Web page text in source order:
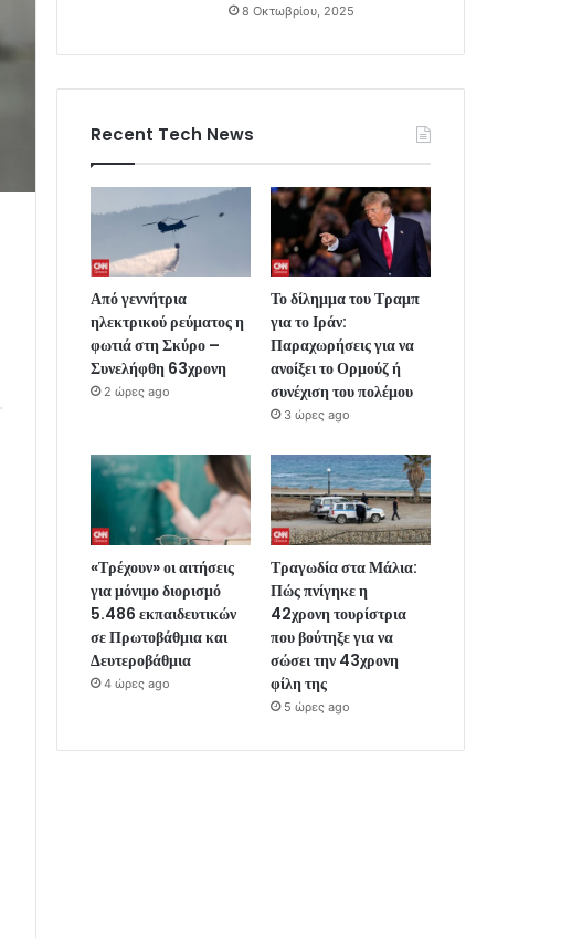
8 Οκτωβρίου, 2025
Recent Tech News
Από γεννήτρια
ηλεκτρικού ρεύματος η
φωτιά στη Σκύρο –
Συνελήφθη 63χρονη
2 ώρες ago
Το δίλημμα του Τραμπ
για το Ιράν:
Παραχωρήσεις για να
ανοίξει το Ορμούζ ή
συνέχιση του πολέμου
3 ώρες ago
«Τρέχουν» οι αιτήσεις
για μόνιμο διορισμό
5.486 εκπαιδευτικών
σε Πρωτοβάθμια και
Δευτεροβάθμια
4 ώρες ago
Τραγωδία στα Μάλια:
Πώς πνίγηκε η
42χρονη τουρίστρια
που βούτηξε για να
σώσει την 43χρονη
φίλη της
5 ώρες ago